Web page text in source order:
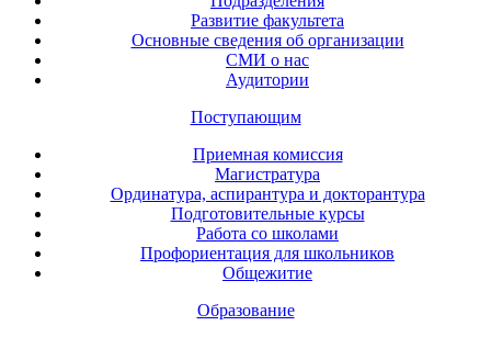
Развитие факультета
Основные сведения об организации
СМИ о нас
Аудитории
Поступающим
Приемная комиссия
Магистратура
Ординатура, аспирантура и докторантура
Подготовительные курсы
Работа со школами
Профориентация для школьников
Общежитие
Образование